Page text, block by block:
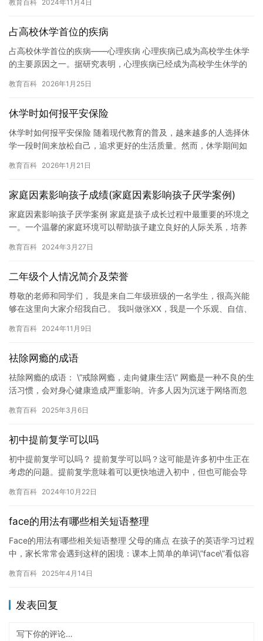
教育百科 2024年11月4日
占高校休学首位的疾病
占高校休学首位的疾病——心理疾病 心理疾病已成为高校学生休学
的主要原因之一。据研究表明，心理疾病已经成为高校学生休学的
的身…
教育百科 2026年1月25日
休学时如何报平安保险
休学时如何报平安保险 随着现代教育的普及，越来越多的人选择休
学一段时间来放松自己，追求更好的生活质量。然而，休学期间如
议： …
教育百科 2026年1月21日
家庭因素影响孩子成绩(家庭因素影响孩子厌学案例)
家庭因素影响孩子厌学案例 家庭是孩子成长过程中最重要的环境之
一。一个温馨的家庭环境可以帮助孩子建立良好的人际关系，培养
也可…
教育百科 2024年3月27日
二年级个人情况简介及荣誉
尊敬的老师和同学们， 我是来自二年级班级的一名学生，很高兴能
够在这里向大家介绍我自己。 我叫做张XX，我是一个乐观、自信、
教育百科 2024年11月9日
祛除网瘾的成语
祛除网瘾的成语： \”戒除网瘾，走向健康生活\” 网瘾是一种不良的生
活习惯，会对身心健康造成严重影响。许多人因为沉迷于网络而忽
教育百科 2025年3月6日
初中提前复学可以吗
初中提前复学可以吗？ 提前复学可以吗？这可能是许多初中生正在
考虑的问题。提前复学意味着可以更快地进入初中，但也可能会导
以及…
教育百科 2024年10月22日
face的用法有哪些相关短语整理
Face的用法有哪些相关短语整理 父母的痛点 在孩子的英语学习过程
中，家长常常会遇到这样的困境：课本上简单的单词\”face\”看似容
教育百科 2025年4月14日
发表回复